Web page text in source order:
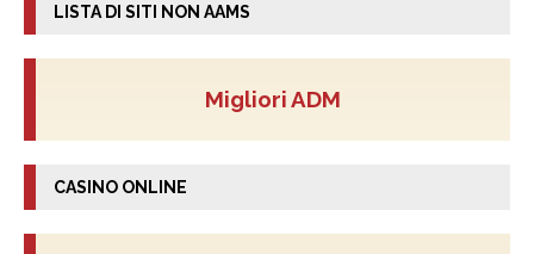
LISTA DI SITI NON AAMS
Migliori ADM
CASINO ONLINE